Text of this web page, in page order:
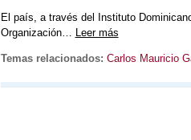
El país, a través del Instituto
Organización… Leer más
Temas relacionados: Carlos Mauricio